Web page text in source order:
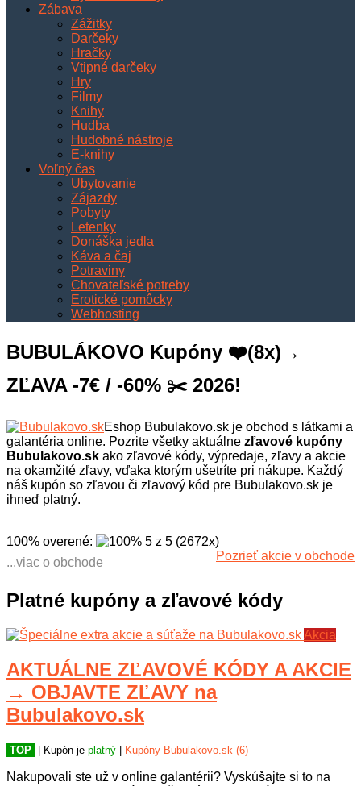
Zábava
Zážitky
Darčeky
Hračky
Vtipné darčeky
Hry
Filmy
Knihy
Hudba
Hudobné nástroje
E-knihy
Voľný čas
Ubytovanie
Zájazdy
Pobyty
Letenky
Donáška jedla
Káva a čaj
Potraviny
Chovateľské potreby
Erotické pomôcky
Webhosting
BUBULÁKOVO Kupóny ❤️(8x)→
ZĽAVA -7€ / -60% ✂️ 2026!
Eshop Bubulakovo.sk je obchod s látkami a
galantéria online. Pozrite všetky aktuálne zľavové kupóny
Bubulakovo.sk ako zľavové kódy, výpredaje, zľavy a akcie
na okamžité zľavy, vďaka ktorým ušetríte pri nákupe. Každý
náš kupón so zľavou či zľavový kód pre Bubulakovo.sk je
ihneď platný.
100% overené: 5 z 5 (2672x)
Pozrieť akcie v obchode
Bubulakovo.sk je online obchod s
všetkým potrebným pre vaše
tvorenie. V eshope sú bavlnené
látky, fleece, flitre, dekoračné látky,
kojenecký plyš a ďalší sortiment.
Tovar na sklade je pripravený k
odoslaniu a v ponuke nájdete aj
americké látky, dizajnové látky,
najširšia ponuka úpletov a veľa
ďalšieho sortimentu. Nepremeškajte
nová akcia k nákupu. Pozrite platné
kupóny na Bubulakovo.sk a nakúpte
so zľavou!
...viac o obchode
Platné kupóny a zľavové kódy
Akcia
AKTUÁLNE ZĽAVOVÉ KÓDY A AKCIE
→ OBJAVTE ZĽAVY na
Bubulakovo.sk
TOP | Kupón je platný | Kupóny Bubulakovo.sk (6)
Nakupovali ste už v online galantérii? Vyskúšajte si to na